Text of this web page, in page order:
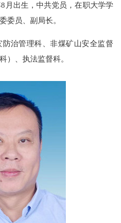
8 月出生，中共党员，在职大学学
委员、副局长。
防治管理科、非煤矿山安全监督
）
、执法监督科。